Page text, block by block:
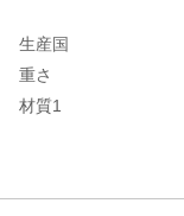
生産国
重さ
材質1